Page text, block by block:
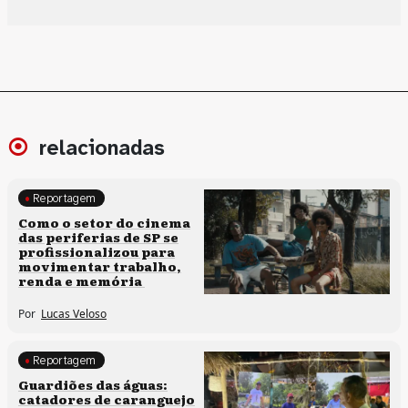
relacionadas
Políticas culturais
Reportagem
Como o setor do cinema
das periferias de SP se
profissionalizou para
movimentar trabalho,
renda e memória
Por Lucas Veloso
Clima e cultura
Reportagem
Guardiões das águas:
catadores de caranguejo